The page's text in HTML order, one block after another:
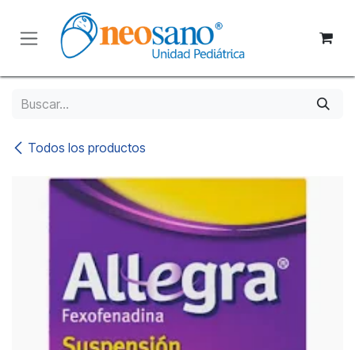
Ir al contenido
Todos los productos